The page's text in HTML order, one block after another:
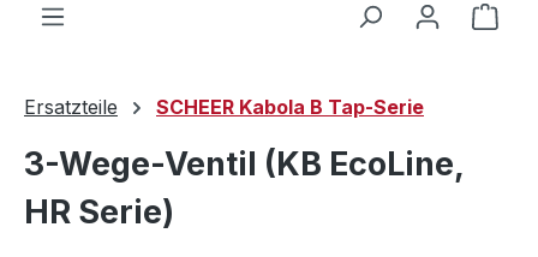
Ersatzteile SCHEER Kabola B Tap-Serie
3-Wege-Ventil (KB EcoLine,
HR Serie)